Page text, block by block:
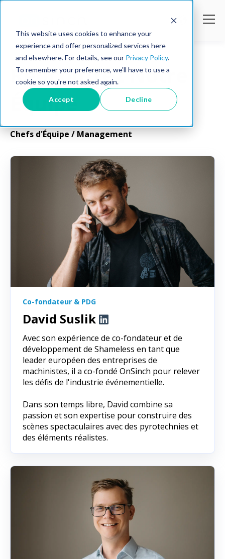
This website uses cookies to enhance your
experience and offer personalized services here
and elsewhere. For details, see our Privacy Policy.
To remember your preference, we'll have to use a
cookie so you're not asked again.
Accept Decline
Rencontrez Notre
Équipe
Chefs d'Équipe / Management
Co-fondateur & PDG
David Suslik
Avec son expérience de co-fondateur et de
développement de Shameless en tant que
leader européen des entreprises de
machinistes, il a co-fondé OnSinch pour relever
les défis de l'industrie événementielle.
Dans son temps libre, David combine sa
passion et son expertise pour construire des
scènes spectaculaires avec des pyrotechnies et
des éléments réalistes.